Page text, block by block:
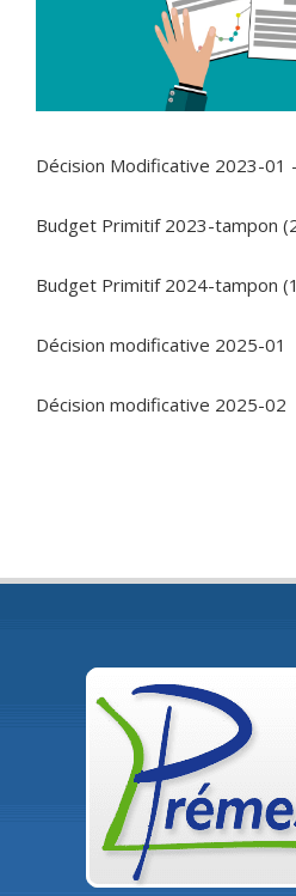
Décision Modificative 2023-01
Budget Primitif 2023-tampon
Budget Primitif 2024-tampon
Décision modificative 2025-01
Décision modificative 2025-02